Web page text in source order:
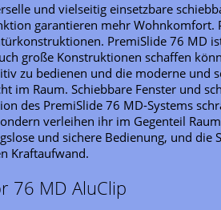
und vielseitig einsetzbare
garantieren mehr Wohnkomfort.
PremiSlide 76 MD
große Konstruktionen schaffen
zu bedienen und die moderne und
im Raum. Schiebbare Fenster und
des PremiSlide 76 MD-Systems
verleihen ihr im Gegenteil
und sichere Bedienung, und
Kraftaufwand.
76 MD AluClip